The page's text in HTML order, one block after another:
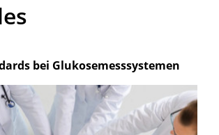
bei Glukosemesssystemen